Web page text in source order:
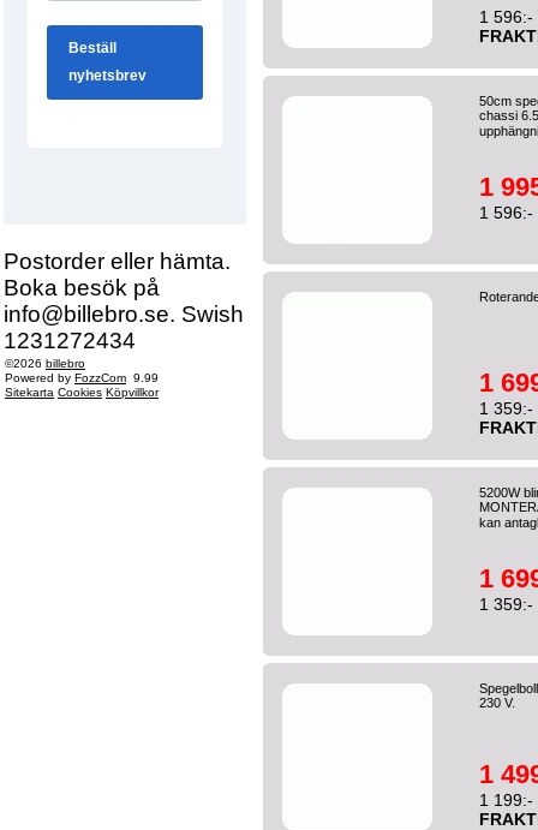
Postorder eller hämta.
Boka besök på
info@billebro.se. Swish
1231272434
©2026 billebro
Powered by FozzCom 9.99
Sitekarta Cookies Köpvillkor
1 596:-
50cm
chassi
1
1 596:-
1
1 359:-
5200W
kan
1
1 359:-
230 V.
1
1 199:-